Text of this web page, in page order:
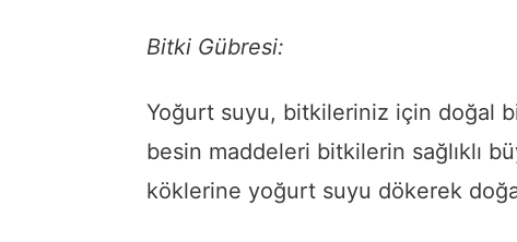
Bitki Gübresi:
Yoğurt suyu, bitkileriniz için doğal
besin maddeleri bitkilerin sağlıklı
köklerine yoğurt suyu dökerek